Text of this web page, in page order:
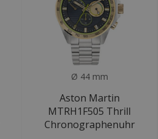
Ø 44 mm
Aston Martin
MTRH1F505 Thrill
Chronographenuhr